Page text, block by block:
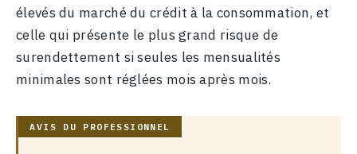
élevés du marché du crédit à la consommation, et
celle qui présente le plus grand risque de
surendettement si seules les mensualités
minimales sont réglées mois après mois.